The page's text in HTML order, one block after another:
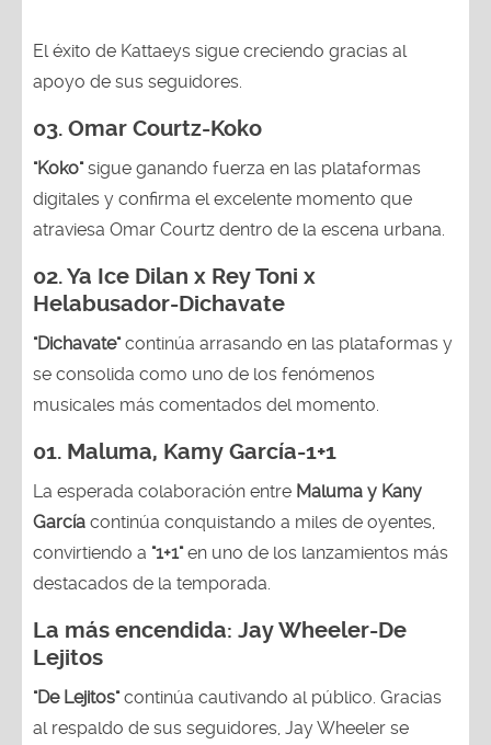
El éxito de Kattaeys sigue creciendo gracias al
apoyo de sus seguidores.
03. Omar Courtz-Koko
"Koko"sigue ganando fuerza en las plataformas
digitales y confirma el excelente momento que
atraviesa Omar Courtz dentro de la escena urbana.
02.Ya Ice Dilan x Rey Toni x
Helabusador-Dichavate
"Dichavate"continúa arrasando en las plataformas y
se consolida como uno de los fenómenos
musicales más comentados del momento.
01. Maluma, Kamy García-1+1
La esperada colaboración entre Maluma y Kany
García continúa conquistando a miles de oyentes,
convirtiendo a "1+1"en uno de los lanzamientos más
destacados de la temporada.
La más encendida: Jay Wheeler-De
Lejitos
"De Lejitos"continúa cautivando al público. Gracias
al respaldo de sus seguidores, Jay Wheeler se